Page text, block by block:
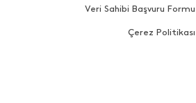
Veri Sahibi Başvuru Formu
Çerez Politikası